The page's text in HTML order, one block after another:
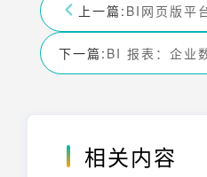
上一篇:
下一篇:
相关内容